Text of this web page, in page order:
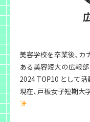
美容学校を卒業後、カ
ある美容短大の広報
2024 TOP10 として活
現在、戸板女子短期